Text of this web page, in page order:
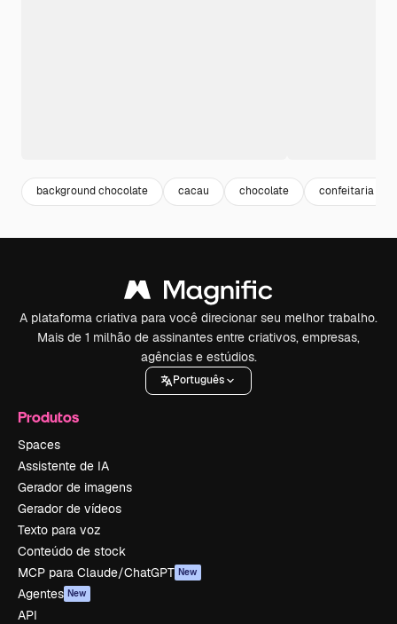
background chocolate cacau chocolate confeitaria
A plataforma criativa para você direcionar seu melhor trabalho.
Mais de 1 milhão de assinantes entre criativos, empresas,
agências e estúdios.
Português
Produtos
Spaces
Assistente de IA
Gerador de imagens
Gerador de vídeos
Texto para voz
Conteúdo de stock
MCP para Claude/ChatGPT New
Agentes New
API